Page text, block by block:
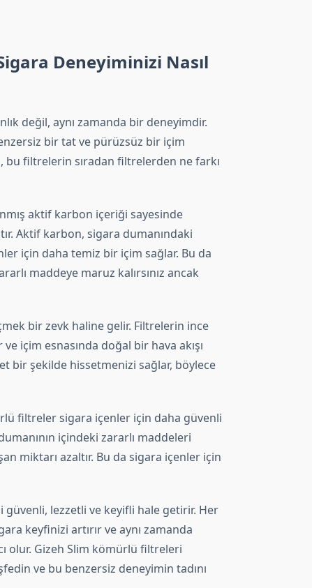
Deneyiminizi Nasıl
değil, aynı zamanda bir deneyimdir.
bir tat ve pürüzsüz bir içim
bu filtrelerin sıradan filtrelerden ne farkı
aktif karbon içeriği sayesinde
Aktif karbon, sigara dumanındaki
için daha temiz bir içim sağlar. Bu da
maddeye maruz kalırsınız ancak
bir zevk haline gelir. Filtrelerin ince
içim esnasında doğal bir hava akışı
bir şekilde hissetmenizi sağlar, böylece
filtreler sigara içenler için daha güvenli
içindeki zararlı maddeleri
miktarı azaltır. Bu da sigara içenler için
lezzetli ve keyifli hale getirir. Her
keyfinizi artırır ve aynı zamanda
olur. Gizeh Slim kömürlü filtreleri
ve bu benzersiz deneyimin tadını